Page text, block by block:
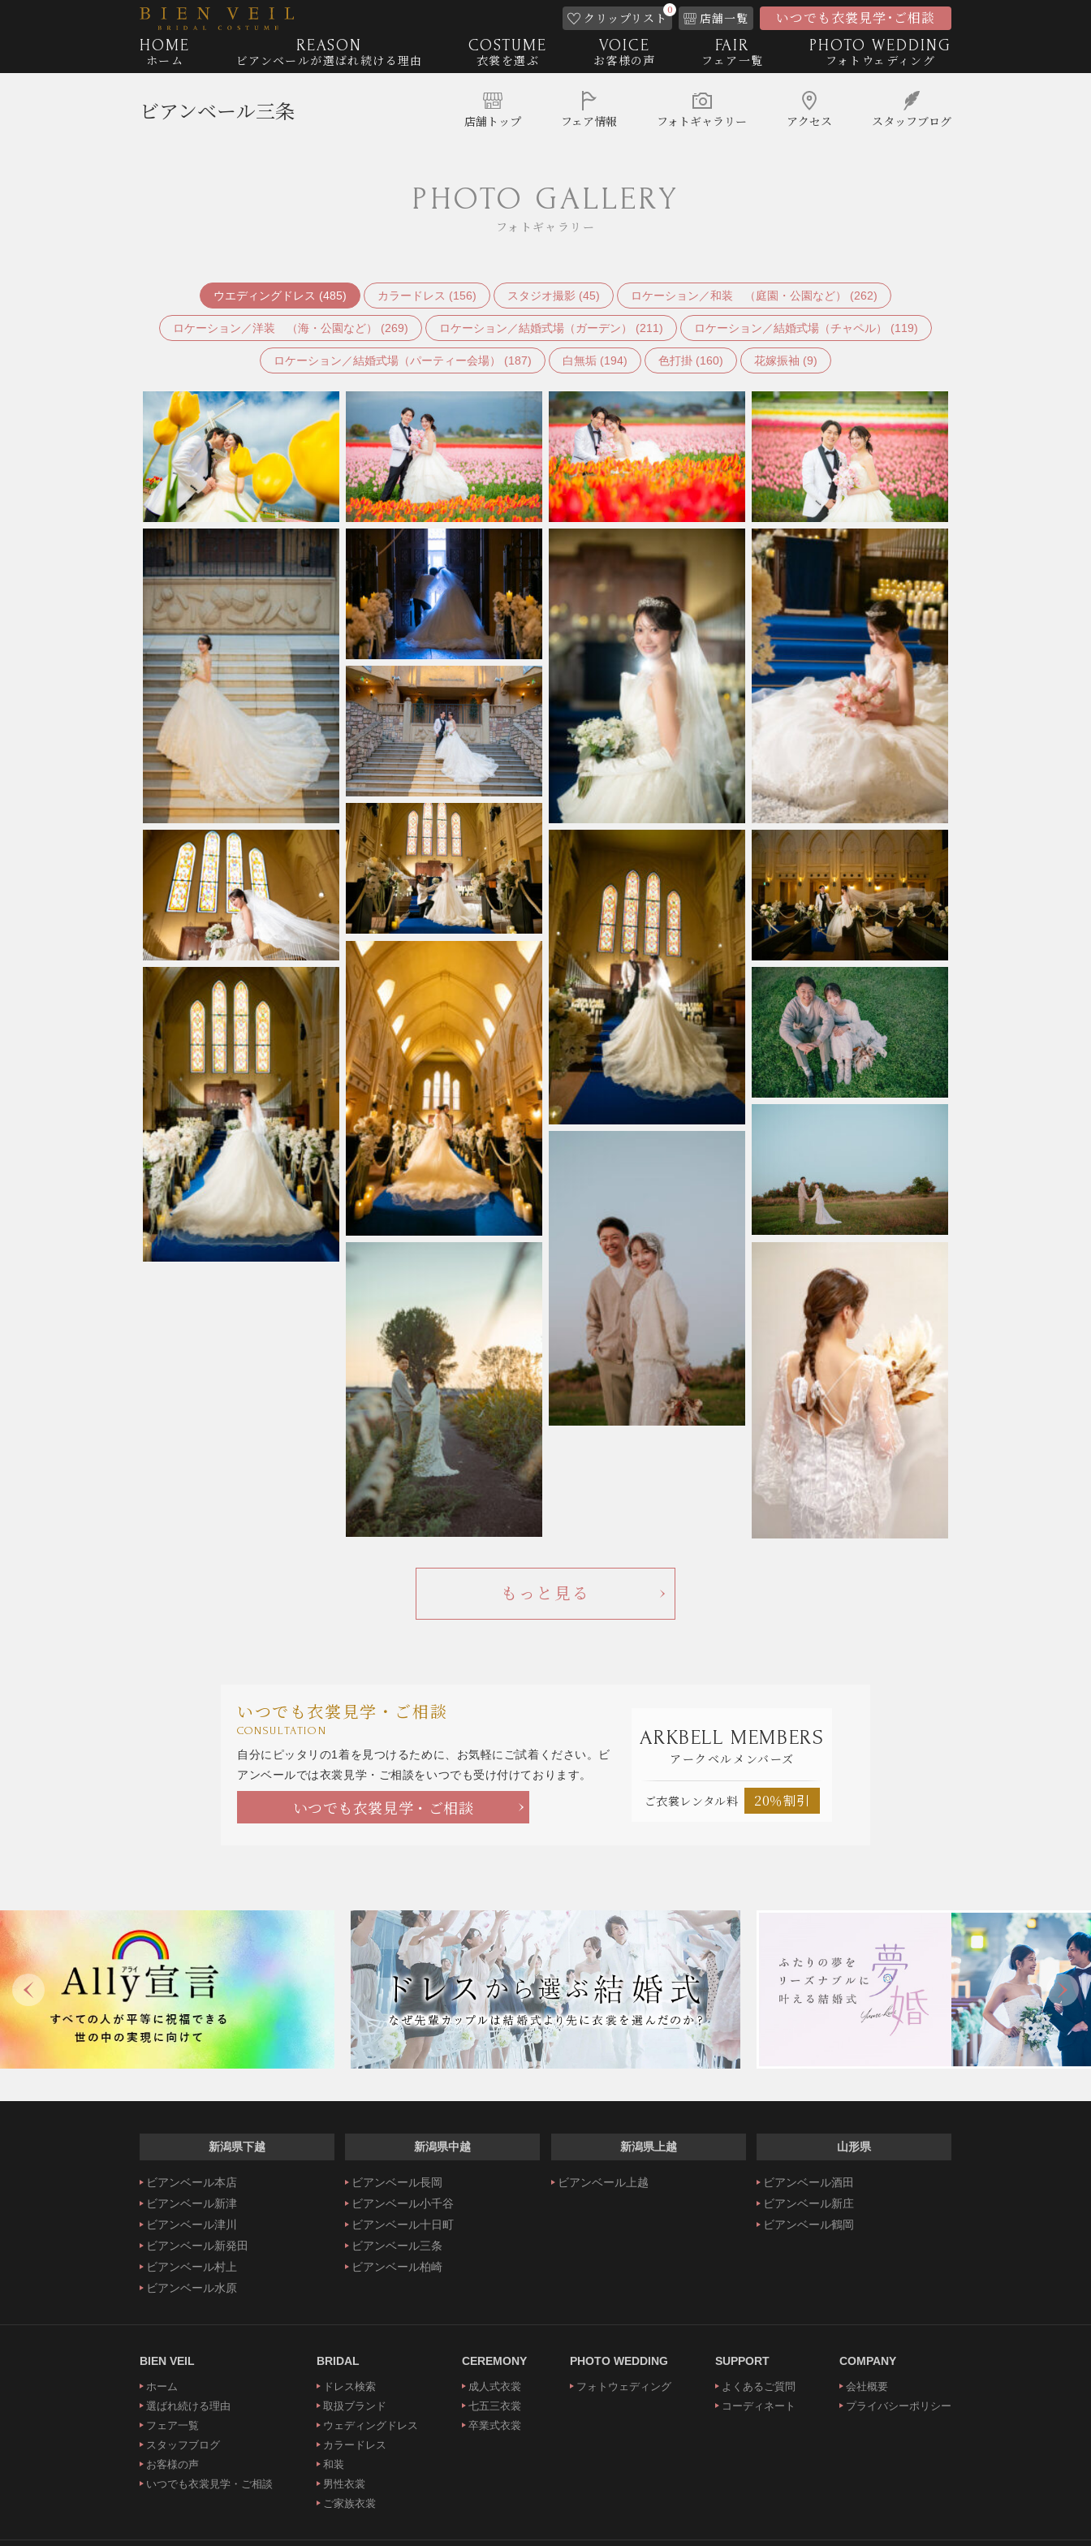
クリップリスト
0
店舗一覧 いつでも衣裳見学･ご相談
HOME
ホーム
REASON
ビアンベールが選ばれ続ける理由
COSTUME
衣裳を選ぶ
VOICE
お客様の声
FAIR
フェア一覧
PHOTO WEDDING
フォトウェディング
ビアンベール三条 店舗 トップ フェア情報 フォト ギャラリー アクセス スタッフ ブログ
PHOTO GALLERY
フォトギャラリー
ウエディングドレス (485) カラードレス (156) スタジオ撮影 (45) ロケーション／和装 （庭園・公園など） (262)
ロケーション／洋装 （海・公園など） (269) ロケーション／結婚式場（ガーデン） (211) ロケーション／結婚式場（チャペル） (119)
ロケーション／結婚式場（パーティー会場） (187) 白無垢 (194) 色打掛 (160) 花嫁振袖 (9)
もっと見る
いつでも衣裳見学・ご相談
CONSULTATION
自分にピッタリの1着を見つけるために、お気軽にご試着ください。ビ
アンベールでは衣裳見学・ご相談をいつでも受け付けております。
いつでも衣裳見学・ご相談
ARKBELL MEMBERS
アークベルメンバーズ
ご衣裳レンタル料 20％割引
新潟県下越
ビアンベール本店
ビアンベール新津
ビアンベール津川
ビアンベール新発田
ビアンベール村上
ビアンベール水原
新潟県中越
ビアンベール長岡
ビアンベール小千谷
ビアンベール十日町
ビアンベール三条
ビアンベール柏崎
新潟県上越
ビアンベール上越
山形県
ビアンベール酒田
ビアンベール新庄
ビアンベール鶴岡
BIEN VEIL
ホーム
選ばれ続ける理由
フェア一覧
スタッフブログ
お客様の声
いつでも衣裳見学・ご相談
BRIDAL
ドレス検索
取扱ブランド
ウェディングドレス
カラードレス
和装
男性衣裳
ご家族衣裳
CEREMONY
成人式衣裳
七五三衣裳
卒業式衣裳
PHOTO WEDDING
フォトウェディング
SUPPORT
よくあるご質問
コーディネート
COMPANY
会社概要
プライバシーポリシー